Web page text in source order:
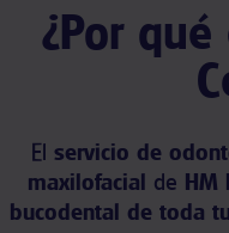
¿Por
El servicio de
maxilofacial de HM
bucodental de toda